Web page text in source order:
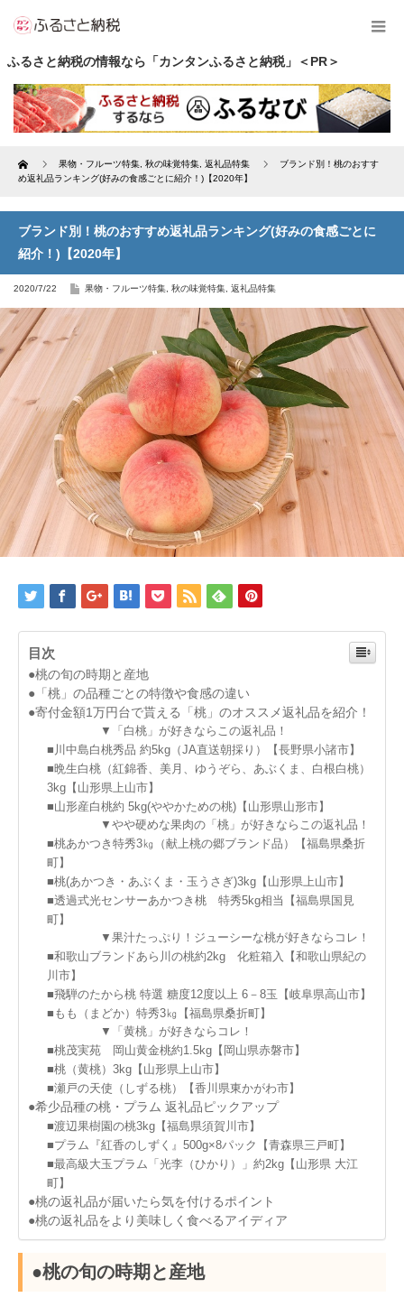
ふるさと納税の情報なら「カンタンふるさと納税」＜PR＞
Home 果物・フルーツ特集 秋の味覚特集 返礼品特集
ブランド別！桃のおすす
め返礼品ランキング(好みの食感ごとに紹介！)【2020年】
ブランド別！桃のおすすめ返礼品ランキング(好みの食感ごとに
紹介！)【2020年】
2020/7/22 果物・フルーツ特集 秋の味覚特集 返礼品特集
目次
●桃の旬の時期と産地
●「桃」の品種ごとの特徴や食感の違い
●寄付金額1万円台で貰える「桃」のオススメ返礼品を紹介！
▼「白桃」が好きならこの返礼品！
■川中島白桃秀品 約5kg（JA直送朝採り）【長野県小諸市】
■晩生白桃（紅錦香、美月、ゆうぞら、あぶくま、白根白桃）
3kg【山形県上山市】
■山形産白桃約 5kg(ややかための桃)【山形県山形市】
▼やや硬めな果肉の「桃」が好きならこの返礼品！
■桃あかつき特秀3㎏（献上桃の郷ブランド品）【福島県桑折
町】
■桃(あかつき・あぶくま・玉うさぎ)3kg【山形県上山市】
■透過式光センサーあかつき桃 特秀5kg相当【福島県国見
町】
▼果汁たっぷり！ジューシーな桃が好きならコレ！
■和歌山ブランドあら川の桃約2kg 化粧箱入【和歌山県紀の
川市】
■飛騨のたから桃 特選 糖度12度以上 6－8玉【岐阜県高山市】
■もも（まどか）特秀3㎏【福島県桑折町】
▼「黄桃」が好きならコレ！
■桃茂実苑 岡山黄金桃約1.5kg【岡山県赤磐市】
■桃（黄桃）3kg【山形県上山市】
■瀬戸の天使（しずる桃）【香川県東かがわ市】
●希少品種の桃・プラム 返礼品ピックアップ
■渡辺果樹園の桃3kg【福島県須賀川市】
■プラム『紅香のしずく』500g×8パック【青森県三戸町】
■最高級大玉プラム「光李（ひかり）」約2kg【山形県 大江
町】
●桃の返礼品が届いたら気を付けるポイント
●桃の返礼品をより美味しく食べるアイディア
●桃の旬の時期と産地